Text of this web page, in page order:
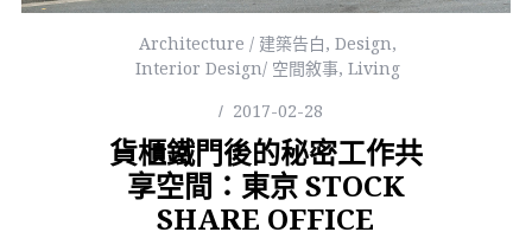
Architecture / 建築告白, Design,
Interior Design/ 空間敘事, Living
2017-02-28
貨櫃鐵門後的秘密工作共
享空間：東京 STOCK
SHARE OFFICE